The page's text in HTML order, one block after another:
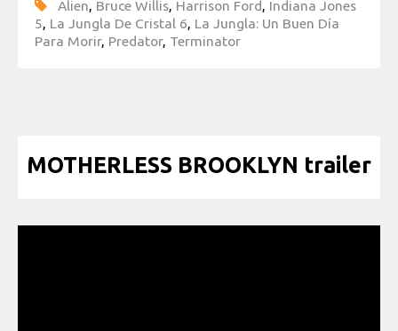
Alien, Bruce Willis, Harrison Ford, Indiana Jones
5, La Jungla De Cristal 6, La Jungla: Un Buen Día
Para Morir, Predator, Terminator
MOTHERLESS BROOKLYN trailer